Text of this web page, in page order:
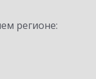
регионе: